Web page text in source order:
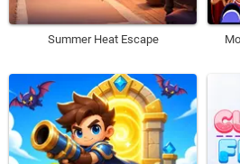
Summer Heat Escape